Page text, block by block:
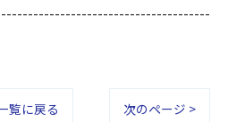
覧に戻る 次のページ >